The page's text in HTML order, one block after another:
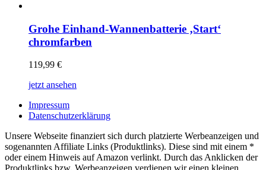
Grohe Einhand-Wannenbatterie ‚Start‘
chromfarben
119,99 €
jetzt ansehen
Impressum
Datenschutzerklärung
Unsere Webseite finanziert sich durch platzierte Werbeanzeigen und
sogenannten Affiliate Links (Produktlinks). Diese sind mit einem *
oder einem Hinweis auf Amazon verlinkt. Durch das Anklicken der